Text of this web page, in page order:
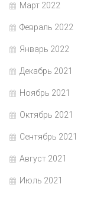
Март 2022
Февраль 2022
Январь 2022
Декабрь 2021
Ноябрь 2021
Октябрь 2021
Сентябрь 2021
Август 2021
Июль 2021